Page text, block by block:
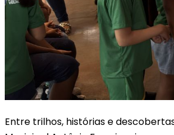
Entre trilhos, histórias e